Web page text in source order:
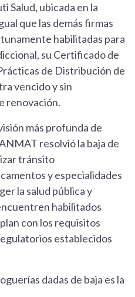
Salud, ubicada en la
que las demás firmas
habilitadas para
su Certificado de
de Distribución de
vencido y sin
renovación.
más profunda de
resolvió la baja de
tránsito
y especialidades
la salud pública y
habilitados
con los requisitos
establecidos
dadas de baja es la